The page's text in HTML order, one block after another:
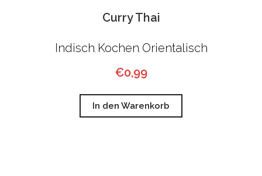
Curry Thai
Indisch Kochen Orientalisch
€0,99
In den Warenkorb